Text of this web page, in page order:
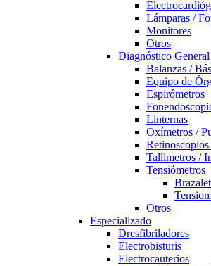
Lámparas /
Monitores
Otros
Diagnóstico General
Balanzas /
Equipo de
Espirómetros
Linternas
Oxímetros /
Tallímetros /
Tensiómetros
Otros
Especializado
Dresfibriladores
Electrobisturis
Electrocauterios